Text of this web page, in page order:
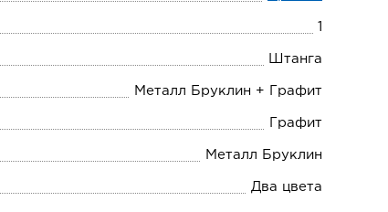
Штанга
Металл Бруклин + Графит
Графит
Металл Бруклин
Два цвета